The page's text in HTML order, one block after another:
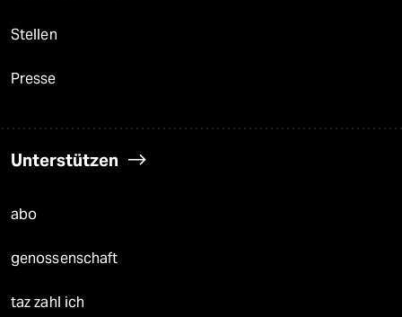
Stellen
Presse
Unterstützen
abo
genossenschaft
taz zahl ich